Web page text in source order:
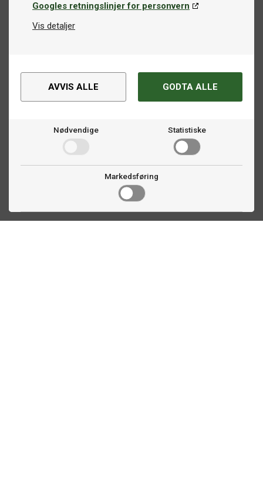
Googles retningslinjer for personvern
Vis detaljer
AVVIS ALLE GODTA ALLE
Nødvendige Statistiske
Markedsføring